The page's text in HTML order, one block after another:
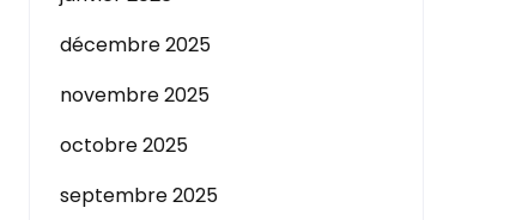
décembre 2025
novembre 2025
octobre 2025
septembre 2025